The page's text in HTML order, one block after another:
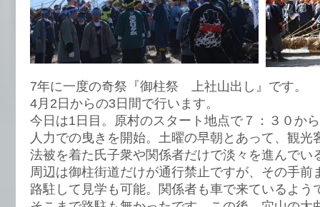
7年に一度の奇祭『御柱祭 上社山出し』です。
4月2日からの3日間で行います。
今日は1日目。原村のスタート地点で７：３０か
人力での曳きを開始。土曜の早朝とあって、観光
法被を着た氏子衆や関係者だけで淡々を進んでい
周辺は御柱街道だけが通行禁止ですが、その手前
路駐して見学も可能。関係者も車で来ているよう